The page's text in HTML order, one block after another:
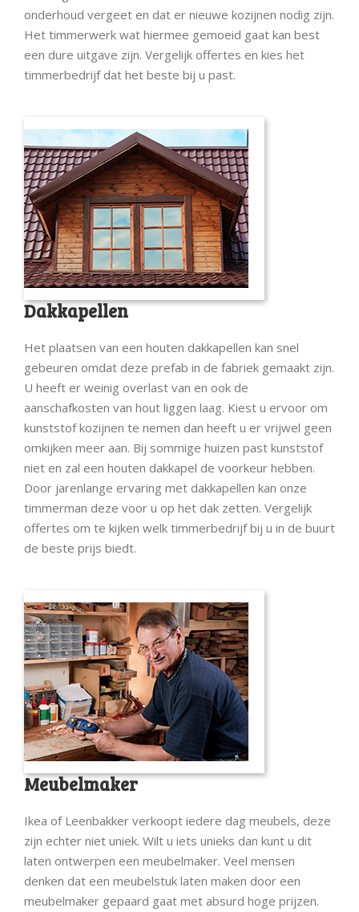
onderhoud vergeet en dat er nieuwe kozijnen nodig zijn.
Het timmerwerk wat hiermee gemoeid gaat kan best
een dure uitgave zijn. Vergelijk offertes en kies het
timmerbedrijf dat het beste bij u past.
Dakkapellen
Het plaatsen van een houten dakkapellen kan snel
gebeuren omdat deze prefab in de fabriek gemaakt zijn.
U heeft er weinig overlast van en ook de
aanschafkosten van hout liggen laag. Kiest u ervoor om
kunststof kozijnen te nemen dan heeft u er vrijwel geen
omkijken meer aan. Bij sommige huizen past kunststof
niet en zal een houten dakkapel de voorkeur hebben.
Door jarenlange ervaring met dakkapellen kan onze
timmerman deze voor u op het dak zetten. Vergelijk
offertes om te kijken welk timmerbedrijf bij u in de buurt
de beste prijs biedt.
Meubelmaker
Ikea of Leenbakker verkoopt iedere dag meubels, deze
zijn echter niet uniek. Wilt u iets unieks dan kunt u dit
laten ontwerpen een meubelmaker. Veel mensen
denken dat een meubelstuk laten maken door een
meubelmaker gepaard gaat met absurd hoge prijzen.